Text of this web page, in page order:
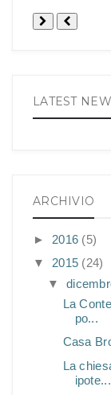
LATEST
ARCHIVIO
► 2016 (5)
▼
2015 (24)
▼
La
po...
Casa
La
ipote...